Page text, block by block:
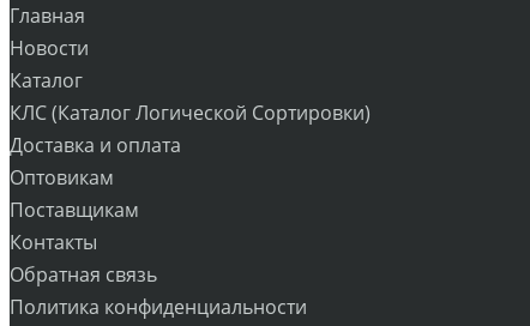
Главная
Новости
Каталог
КЛС (Каталог Логической Сортировки)
Доставка и оплата
Оптовикам
Поставщикам
Контакты
Обратная связь
Политика конфиденциальности